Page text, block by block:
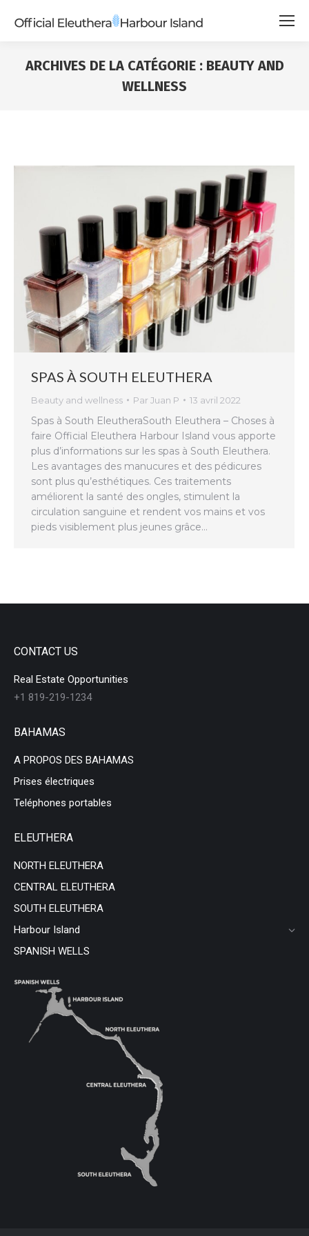
ARCHIVES DE LA CATÉGORIE : BEAUTY AND
WELLNESS
SPAS À SOUTH ELEUTHERA
Beauty and wellness ParJuan P 13 avril 2022
Spas à South EleutheraSouth Eleuthera – Choses à
faire Official Eleuthera Harbour Island vous apporte
plus d’informations sur les spas à South Eleuthera.
Les avantages des manucures et des pédicures
sont plus qu’esthétiques. Ces traitements
améliorent la santé des ongles, stimulent la
circulation sanguine et rendent vos mains et vos
pieds visiblement plus jeunes grâce…
CONTACT US
Real Estate Opportunities
+1 819-219-1234
BAHAMAS
A PROPOS DES BAHAMAS
Prises électriques
Teléphones portables
ELEUTHERA
NORTH ELEUTHERA
CENTRAL ELEUTHERA
SOUTH ELEUTHERA
Harbour Island
SPANISH WELLS